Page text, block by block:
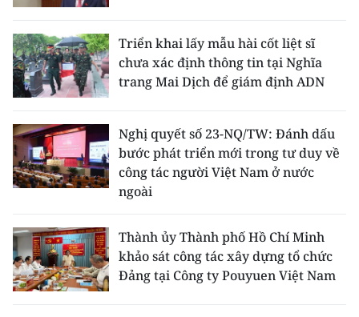
Triển khai lấy mẫu hài cốt liệt sĩ
chưa xác định thông tin tại Nghĩa
trang Mai Dịch để giám định ADN
Nghị quyết số 23-NQ/TW: Đánh dấu
bước phát triển mới trong tư duy về
công tác người Việt Nam ở nước
ngoài
Thành ủy Thành phố Hồ Chí Minh
khảo sát công tác xây dựng tổ chức
Đảng tại Công ty Pouyuen Việt Nam